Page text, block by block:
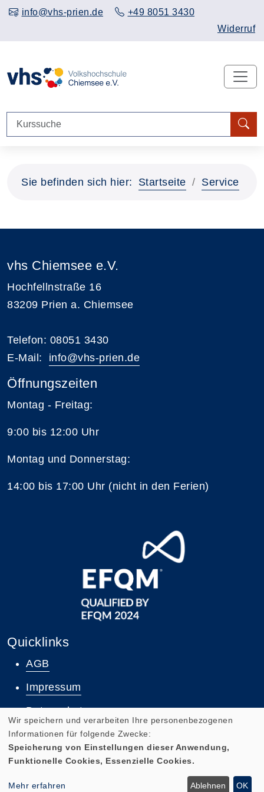
info@vhs-prien.de
+49 8051 3430
Widerruf
Sie befinden sich hier: Startseite Service
vhs Chiemsee e.V.
Hochfellnstraße 16
83209 Prien a. Chiemsee
Telefon: 08051 3430
E-Mail: info@vhs-prien.de
Öffnungszeiten
Montag - Freitag:
9:00 bis 12:00 Uhr
Montag und Donnerstag:
14:00 bis 17:00 Uhr (nicht in den Ferien)
Quicklinks
AGB
Impressum
Datenschutz
Widerruf
Wir speichern und verarbeiten Ihre personenbezogenen
Informationen für folgende Zwecke:
Speicherung von Einstellungen dieser Anwendung,
Funktionelle Cookies, Essenzielle Cookies.
Mehr erfahren Ablehnen OK